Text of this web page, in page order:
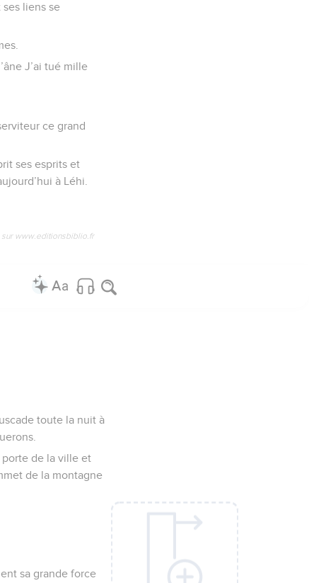
ses liens se
J’ai tué mille
ce grand
ses esprits et
à Léhi.
sur www.editionsbiblio.fr
toute la nuit à
porte de la ville et
de la montagne
sa grande force